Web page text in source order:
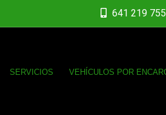
641 219 755
SERVICIOS VEHÍCULOS POR